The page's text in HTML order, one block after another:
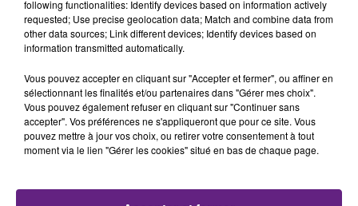
ce début de semaine les modalités
d'installation de la nouvelle préfète
Le lundi 04 janvier 2016, Christiane
BARRET prendra officiellement ses
fonctions de préfète de la région
Bourgogne-Franche-Comté, préfète
gerbe au Monument aux Morts de
following functionalities: Identify devices based on information actively
requested; Use precise geolocation data; Match and combine data from
other data sources; Link different devices; Identify devices based on
information transmitted automatically.
Vous pouvez accepter en cliquant sur "Accepter et fermer", ou affiner en
sélectionnant les finalités et/ou partenaires dans "Gérer mes choix".
Vous pouvez également refuser en cliquant sur "Continuer sans
accepter". Vos préférences ne s'appliqueront que pour ce site. Vous
pouvez mettre à jour vos choix, ou retirer votre consentement à tout
moment via le lien "Gérer les cookies" situé en bas de chaque page.